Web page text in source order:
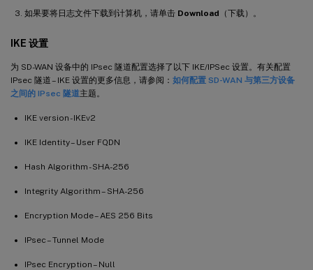
如果要将日志文件下载到计算机，请单击 Download （下载）。
IKE 设置
为 SD-WAN 设备中的 IPsec 隧道配置选择了以下 IKE/IPSec 设置。有关配置
IPsec 隧道 – IKE 设置的更多信息，请参阅： 如何配置 SD-WAN 与第三方设备
之间的 IPsec 隧道主题。
IKE version - IKEv2
IKE Identity – User FQDN
Hash Algorithm - SHA-256
Integrity Algorithm – SHA-256
Encryption Mode – AES 256 Bits
IPsec – Tunnel Mode
IPsec Encryption – Null